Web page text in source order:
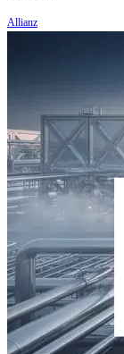
Allianz